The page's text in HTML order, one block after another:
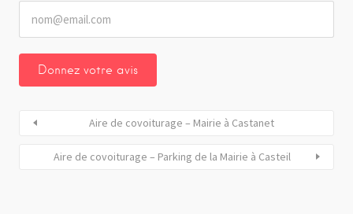
Aire de covoiturage – Mairie à Castanet
Aire de covoiturage – Parking de la Mairie à Casteil